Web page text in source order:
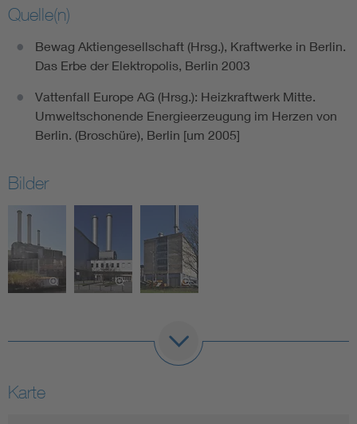
Quelle(n)
Bewag Aktiengesellschaft (Hrsg.), Kraftwerke in Berlin.
Das Erbe der Elektropolis, Berlin 2003
Vattenfall Europe AG (Hrsg.): Heizkraftwerk Mitte.
Umweltschonende Energieerzeugung im Herzen von
Berlin. (Broschüre), Berlin [um 2005]
Bilder
Karte